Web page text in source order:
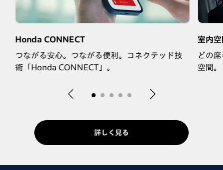
Honda CONNECT
つながる安心。つながる便利。コネクテッド技
術「Honda CONNECT」。
室内
どの
空間。
詳しく見る